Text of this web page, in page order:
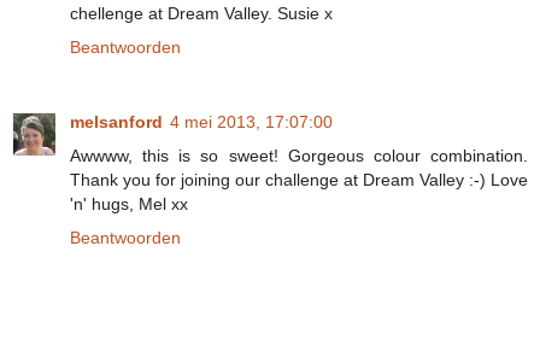
chellenge at Dream Valley. Susie x
Beantwoorden
melsanford 4 mei 2013, 17:07:00
Awwww, this is so sweet! Gorgeous colour combination.
Thank you for joining our challenge at Dream Valley :-) Love
'n' hugs, Mel xx
Beantwoorden